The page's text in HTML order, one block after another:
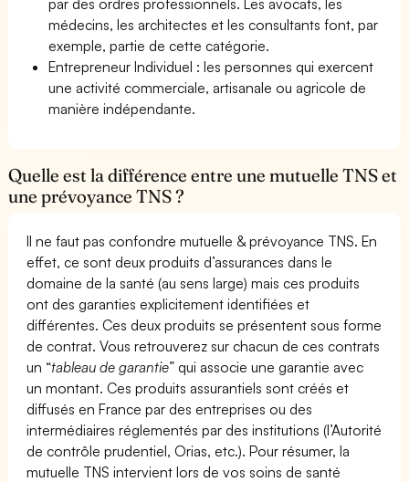
médecins, les architectes et les consultants font, par
exemple, partie de cette catégorie.
Entrepreneur Individuel : les personnes qui exercent
une activité commerciale, artisanale ou agricole de
manière indépendante.
Quelle est la différence entre une mutuelle TNS et
une prévoyance TNS ?
Il ne faut pas confondre mutuelle & prévoyance TNS. En
effet, ce sont deux produits d’assurances dans le
domaine de la santé (au sens large) mais ces produits
ont des garanties explicitement identifiées et
différentes. Ces deux produits se présentent sous forme
de contrat. Vous retrouverez sur chacun de ces contrats
un “tableau de garantie” qui associe une garantie avec
un montant. Ces produits assurantiels sont créés et
diffusés en France par des entreprises ou des
intermédiaires réglementés par des institutions (l’Autorité
de contrôle prudentiel, Orias, etc.). Pour résumer, la
mutuelle TNS intervient lors de vos soins de santé